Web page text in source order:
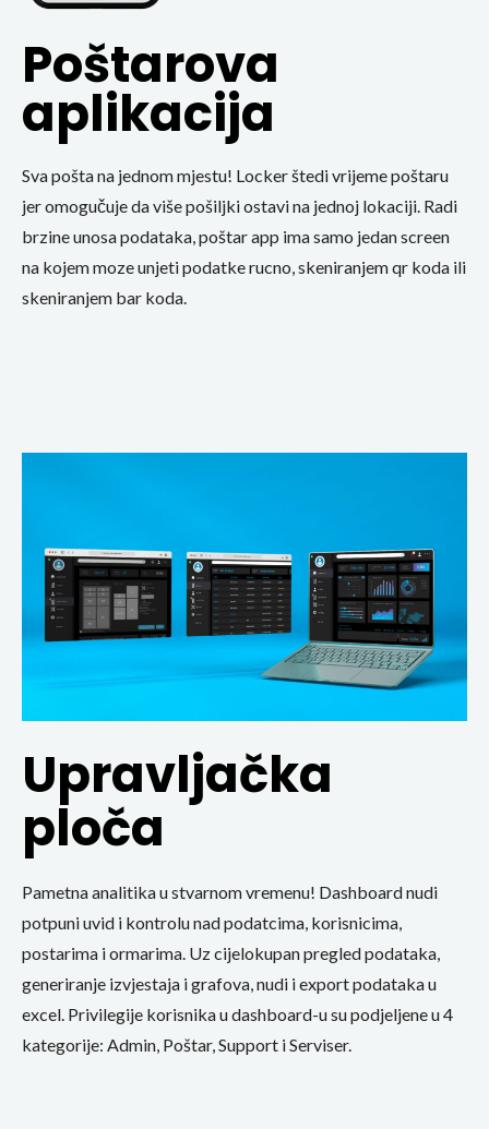
Poštarova
aplikacija
Sva pošta na jednom mjestu! Locker štedi vrijeme poštaru
jer omogučuje da više pošiljki ostavi na jednoj lokaciji. Radi
brzine unosa podataka, poštar app ima samo jedan screen
na kojem moze unjeti podatke rucno, skeniranjem qr koda ili
skeniranjem bar koda.
Upravljačka
ploča
Pametna analitika u stvarnom vremenu! Dashboard nudi
potpuni uvid i kontrolu nad podatcima, korisnicima,
postarima i ormarima. Uz cijelokupan pregled podataka,
generiranje izvjestaja i grafova, nudi i export podataka u
excel. Privilegije korisnika u dashboard-u su podjeljene u 4
kategorije: Admin, Poštar, Support i Serviser.